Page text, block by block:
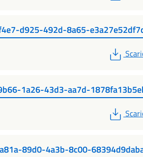
d925-492d-8a65-
PDF
1a26-43d3-aa7d-
PDF
89d0-4a3b-8c00-